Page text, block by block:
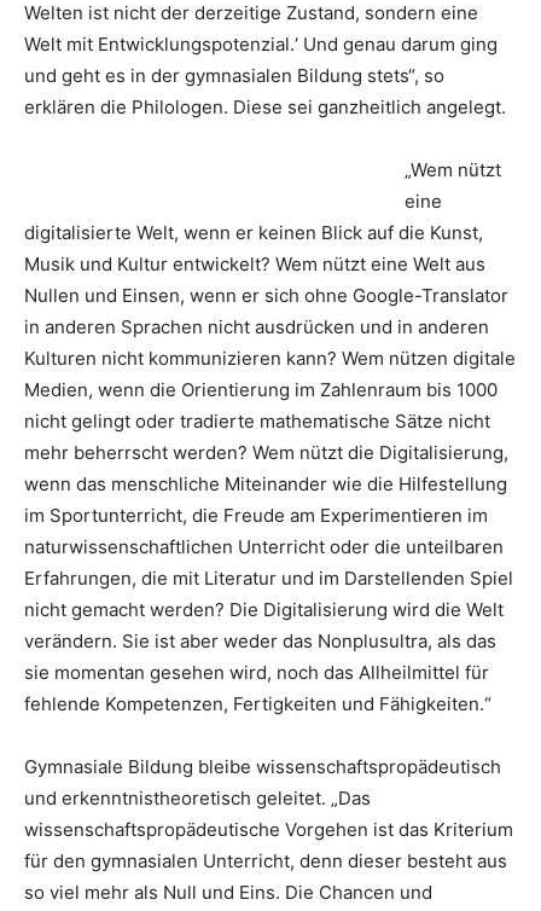
Welten ist nicht der derzeitige Zustand, sondern eine
Welt mit Entwicklungspotenzial.‘ Und genau darum ging
und geht es in der gymnasialen Bildung stets“, so
erklären die Philologen. Diese sei ganzheitlich angelegt.
„Wem nützt
eine
digitalisierte Welt, wenn er keinen Blick auf die Kunst,
Musik und Kultur entwickelt? Wem nützt eine Welt aus
Nullen und Einsen, wenn er sich ohne Google-Translator
in anderen Sprachen nicht ausdrücken und in anderen
Kulturen nicht kommunizieren kann? Wem nützen digitale
Medien, wenn die Orientierung im Zahlenraum bis 1000
nicht gelingt oder tradierte mathematische Sätze nicht
mehr beherrscht werden? Wem nützt die Digitalisierung,
wenn das menschliche Miteinander wie die Hilfestellung
im Sportunterricht, die Freude am Experimentieren im
naturwissenschaftlichen Unterricht oder die unteilbaren
Erfahrungen, die mit Literatur und im Darstellenden Spiel
nicht gemacht werden? Die Digitalisierung wird die Welt
verändern. Sie ist aber weder das Nonplusultra, als das
sie momentan gesehen wird, noch das Allheilmittel für
fehlende Kompetenzen, Fertigkeiten und Fähigkeiten.“
Gymnasiale Bildung bleibe wissenschaftspropädeutisch
und erkenntnistheoretisch geleitet. „Das
wissenschaftspropädeutische Vorgehen ist das Kriterium
für den gymnasialen Unterricht, denn dieser besteht aus
so viel mehr als Null und Eins. Die Chancen und